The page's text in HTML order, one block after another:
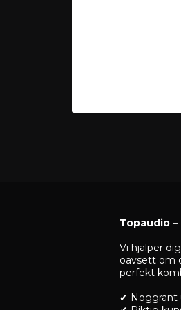
Topaudio
Vi hjälper
oavsett om
perfekt
✔ Noggrant